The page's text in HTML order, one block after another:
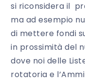
si riconsidera il
ma ad esempio
di mettere fondi
in prossimità del
dove noi delle
rotatoria e